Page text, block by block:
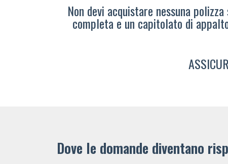
Non devi acquistare nessuna
completa e un capitolato di
Dove le domande diventano